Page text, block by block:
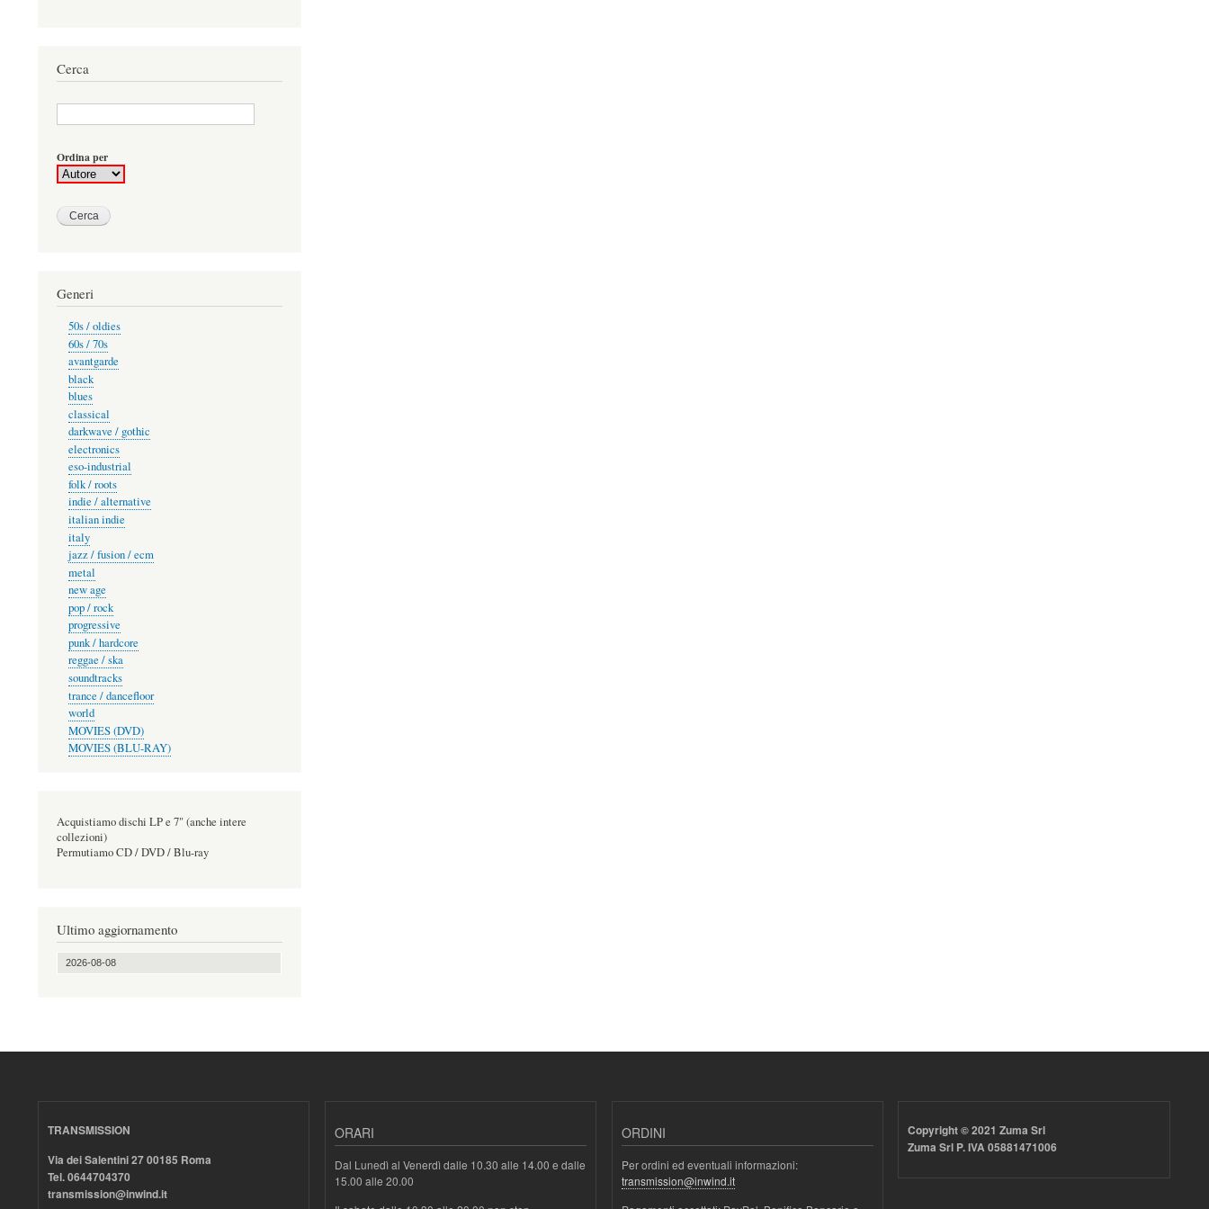
Cerca
Ordina per
Generi
50s / oldies
60s / 70s
avantgarde
black
blues
classical
darkwave / gothic
electronics
eso-industrial
folk / roots
indie / alternative
italian indie
italy
jazz / fusion / ecm
metal
new age
pop / rock
progressive
punk / hardcore
reggae / ska
soundtracks
trance / dancefloor
world
MOVIES (DVD)
MOVIES (BLU-RAY)
Acquistiamo dischi LP e 7" (anche intere
collezioni)
Permutiamo CD / DVD / Blu-ray
Ultimo aggiornamento
2026-08-08
TRANSMISSION
Via dei Salentini 27 00185 Roma
Tel. 0644704370
transmission@inwind.it
ORARI
Dal Lunedì al Venerdì dalle 10.30 alle 14.00 e dalle
15.00 alle 20.00
ORDINI
Per ordini ed eventuali informazioni:
transmission@inwind.it
Copyright © 2021 Zuma Srl
Zuma Srl P. IVA 05881471006